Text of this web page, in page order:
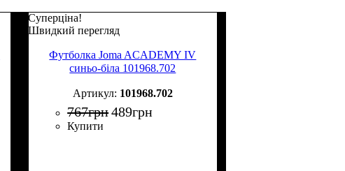
Суперціна!
Швидкий перегляд
Футболка Joma ACADEMY IV
синьо-біла 101968.702
101968.702
767грн489грн
Купити